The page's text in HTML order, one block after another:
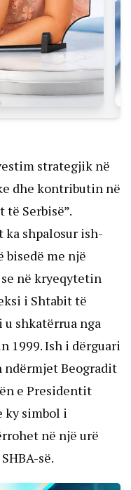
strategjik në
dhe kontributin në
Serbisë”.
shpalosur ish-
bisedë me një
në kryeqytetin
i Shtabit të
shkatërrua nga
1999. Ish i dërguari
ndërmjet Beogradit
e Presidentit
ky simbol i
në një urë
së.